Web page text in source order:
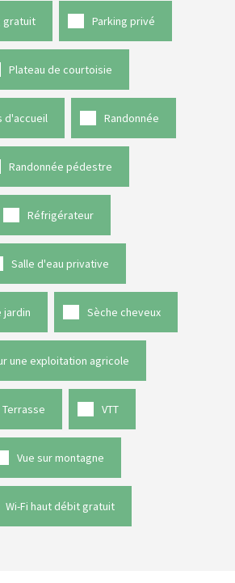
gratuit Parking privé
Plateau de courtoisie
d'accueil Randonnée
Randonnée pédestre
Réfrigérateur
Salle d'eau privative
jardin Sèche cheveux
une exploitation agricole
Terrasse VTT
Vue sur montagne
Wi-Fi haut débit gratuit